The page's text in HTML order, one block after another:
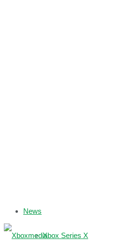
News
Xbox Series X